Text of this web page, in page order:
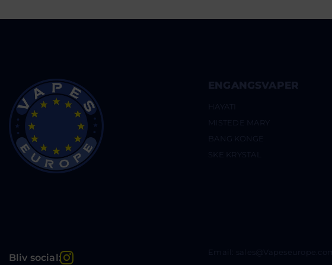
ENGANGSVAPER
HAYATI
MISTEDE MARY
BANG KONGE
SKE KRYSTAL
Bliv social: Instagram Email: sales@Vapeseurope.com